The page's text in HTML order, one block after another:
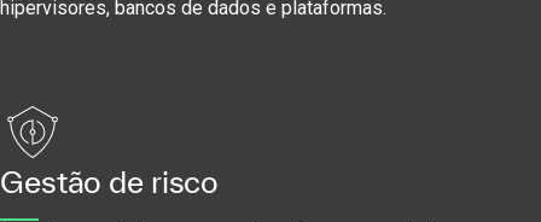
hipervisores, bancos de dados e plataformas.
Gestão de risco